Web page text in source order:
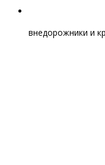
внедорожники и